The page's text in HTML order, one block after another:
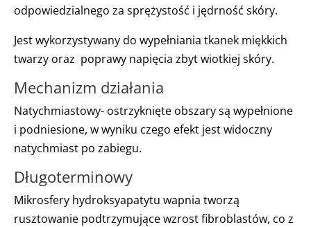
odpowiedzialnego za sprężystość i jędrność skóry.
Jest wykorzystywany do wypełniania tkanek miękkich
twarzy oraz poprawy napięcia zbyt wiotkiej skóry.
Mechanizm działania
Natychmiastowy- ostrzyknięte obszary są wypełnione
i podniesione, w wyniku czego efekt jest widoczny
natychmiast po zabiegu.
Długoterminowy
Mikrosfery hydroksyapatytu wapnia tworzą
rusztowanie podtrzymujące wzrost fibroblastów, co z